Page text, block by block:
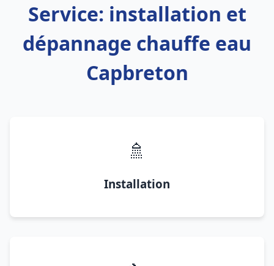
Service: installation et
dépannage chauffe eau
Capbreton
🚿
Installation